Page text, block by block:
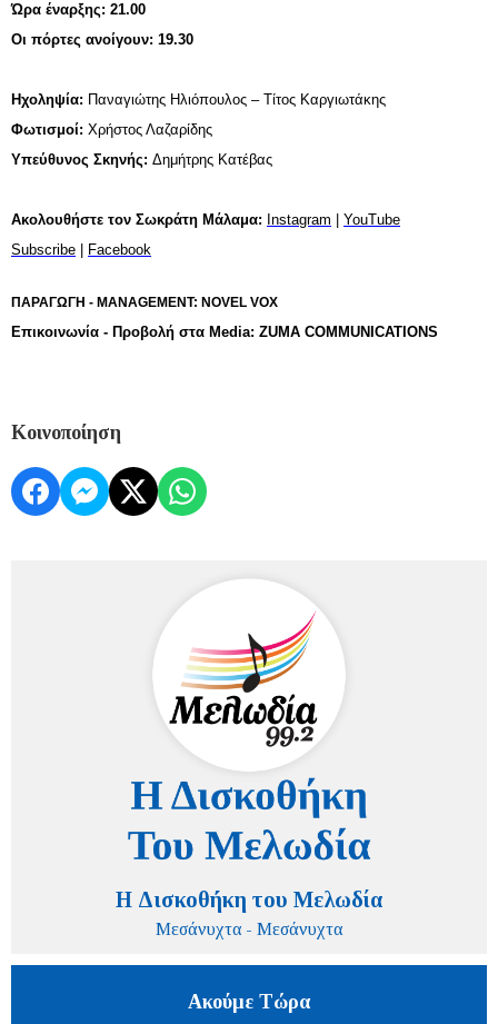
Ώρα έναρξης: 21.00
Οι πόρτες ανοίγουν: 19.30
Ηχοληψία: Παναγιώτης Ηλιόπουλος – Τίτος Καργιωτάκης
Φωτισμοί: Χρήστος Λαζαρίδης
Υπεύθυνος Σκηνής: Δημήτρης Κατέβας
Ακολουθήστε τον Σωκράτη Μάλαμα: Instagram
YouTube
Subscribe
Facebook
ΠΑΡΑΓΩΓΗ - MANAGEMENΤ: NOVEL VOX
Επικοινωνία - Προβολή στα Μedia: ZUMA COMMUNICATIONS
Κοινοποίηση
Η Δισκοθήκη του Μελωδία
Μεσάνυχτα - Μεσάνυχτα
Ακούμε Τώρα